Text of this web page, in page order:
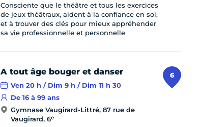
Consciente que le théâtre et tous les exercices
de jeux théâtraux, aident à la confiance en soi,
et à trouver des clés pour mieux appréhender
sa vie professionnelle et personnelle
6
A tout âge bouger et danser
Ven 20 h / Dim 9 h / Dim 11 h 30
De 16 à 99 ans
Gymnase Vaugirard-Littré, 87 rue de
Vaugirard, 6e